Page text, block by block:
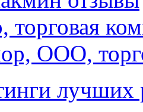
торговая
ООО,
лучших